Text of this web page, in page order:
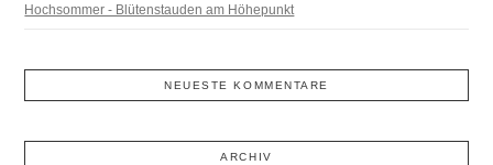
Hochsommer - Blütenstauden am Höhepunkt
NEUESTE KOMMENTARE
ARCHIV